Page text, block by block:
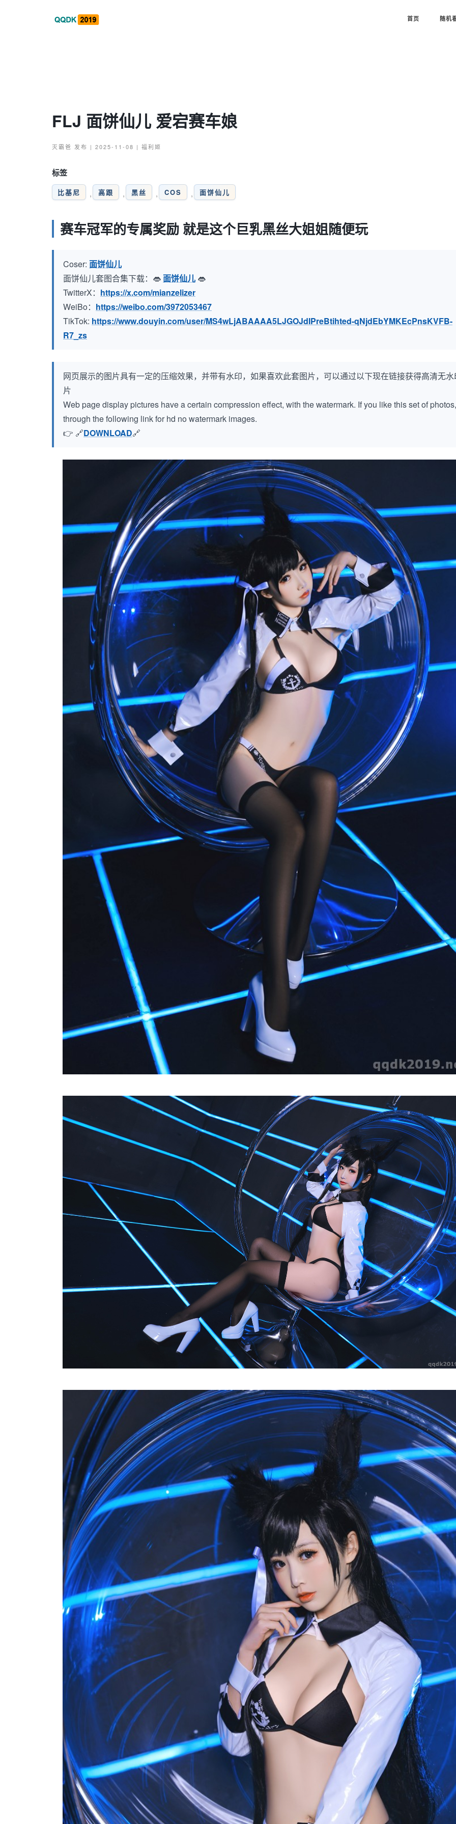
首页 随机
FLJ 面饼仙儿 爱宕赛车娘
灭霸爸 发布 | 2025-11-08 | 福利姬
标签
比基尼 , 高跟 , 黑丝 , COS , 面饼仙儿
赛车冠军的专属奖励 就是这个巨乳黑丝大姐姐随便玩
Coser: 面饼仙儿
面饼仙儿套图合集下载：👄 面饼仙儿 👄
TwitterX： https://x.com/mianzelizer
WeiBo： https://weibo.com/3972053467
TikTok: https://www.douyin.com/user/MS4wLjABAAAA5LJGOJdIPreBtihted-qNjdEbYMKEcPnsKVFB-
R7_zs
网页展示的图片具有一定的压缩效果，并带有水印，如果喜欢此套图片，可以通过以下现在链接获得高清无
片
Web page display pictures have a certain compression effect, with the watermark. If you like this set of
through the following link for hd no watermark images.
👉 🔗DOWNLOAD🔗